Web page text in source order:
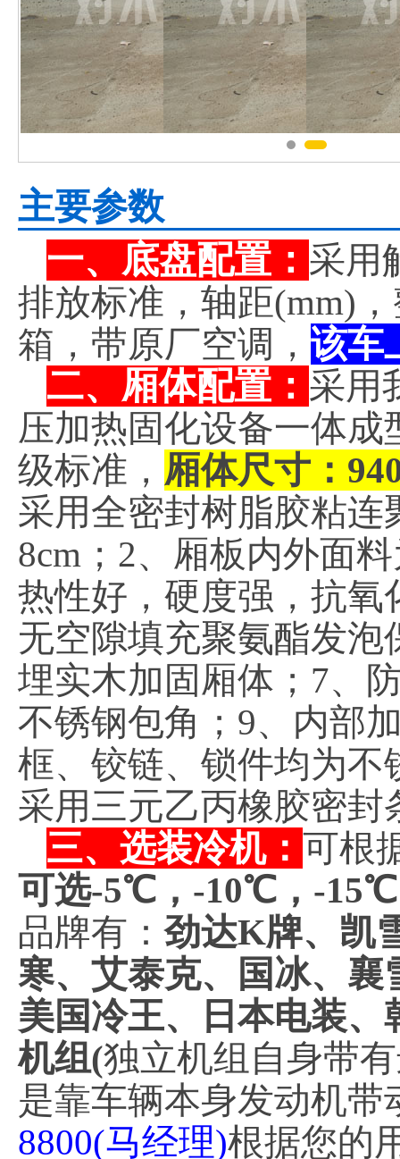
主要参数
一、底盘配置： 采用
排放标准，轴距(mm)
箱，带原厂空调， 该车
二、厢体配置： 采用
压加热固化设备一体
级标准， 厢体尺寸：
采用全密封树脂胶粘
8cm；2、厢板内外面
热性好，硬度强，抗氧
无空隙填充聚氨酯发
埋实木加固厢体；7、
不锈钢包角；9、内部
框、铰链、锁件均为不
采用三元乙丙橡胶密封
三、选装冷机： 可根
可选-5℃，-10℃，-
品牌有：劲达K牌、凯
寒、艾泰克、国冰、襄
美国冷王、日本电装、
机组(独立机组自身带
是靠车辆本身发动机
8800(马经理)根据您的